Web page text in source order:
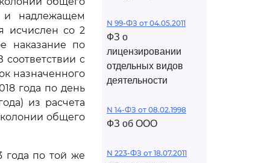
надлежащем
исчислен со 2
наказание по
соответствии с
назначенного
года по день
из расчета
общего
года по той же
N 99-ФЗ от 04.05.2011
ФЗ о
лицензировании
отдельных видов
деятельности
N 14-ФЗ от 08.02.1998
ФЗ об ООО
N 223-ФЗ от 18.07.2011